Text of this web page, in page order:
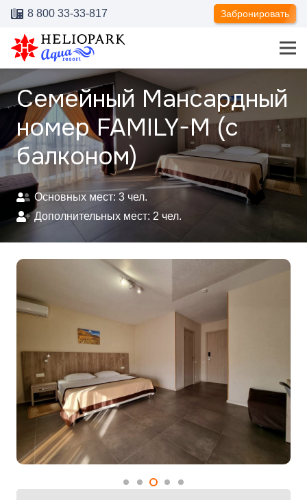
8 800 33-33-817 Забронировать
Семейный Мансардный
номер FAMILY-M (с
балконом)
Основных мест:3 чел.
Дополнительных мест: 2 чел.